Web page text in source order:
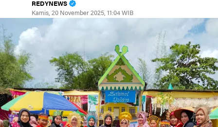
REDYNEWS
Kamis, 20 November 2025, 11:04 WIB